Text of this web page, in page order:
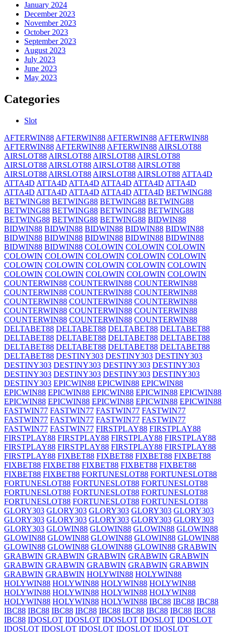
January 2024
December 2023
November 2023
October 2023
September 2023
August 2023
July 2023
June 2023
May 2023
Categories
Slot
AFTERWIN88 AFTERWIN88 AFTERWIN88 AFTERWIN88
AFTERWIN88 AFTERWIN88 AFTERWIN88 AIRSLOT88
AIRSLOT88 AIRSLOT88 AIRSLOT88 AIRSLOT88
AIRSLOT88 AIRSLOT88 AIRSLOT88 AIRSLOT88
AIRSLOT88 AIRSLOT88 AIRSLOT88 AIRSLOT88 ATTA4D
ATTA4D ATTA4D ATTA4D ATTA4D ATTA4D ATTA4D
ATTA4D ATTA4D ATTA4D ATTA4D ATTA4D BETWING88
BETWING88 BETWING88 BETWING88 BETWING88
BETWING88 BETWING88 BETWING88 BETWING88
BETWING88 BETWING88 BETWING88 BIDWIN88
BIDWIN88 BIDWIN88 BIDWIN88 BIDWIN88 BIDWIN88
BIDWIN88 BIDWIN88 BIDWIN88 BIDWIN88 BIDWIN88
BIDWIN88 BIDWIN88 COLOWIN COLOWIN COLOWIN
COLOWIN COLOWIN COLOWIN COLOWIN COLOWIN
COLOWIN COLOWIN COLOWIN COLOWIN COLOWIN
COLOWIN COLOWIN COLOWIN COLOWIN COLOWIN
COUNTERWIN88 COUNTERWIN88 COUNTERWIN88
COUNTERWIN88 COUNTERWIN88 COUNTERWIN88
COUNTERWIN88 COUNTERWIN88 COUNTERWIN88
COUNTERWIN88 COUNTERWIN88 COUNTERWIN88
COUNTERWIN88 COUNTERWIN88 COUNTERWIN88
DELTABET88 DELTABET88 DELTABET88 DELTABET88
DELTABET88 DELTABET88 DELTABET88 DELTABET88
DELTABET88 DELTABET88 DELTABET88 DELTABET88
DELTABET88 DESTINY303 DESTINY303 DESTINY303
DESTINY303 DESTINY303 DESTINY303 DESTINY303
DESTINY303 DESTINY303 DESTINY303 DESTINY303
DESTINY303 EPICWIN88 EPICWIN88 EPICWIN88
EPICWIN88 EPICWIN88 EPICWIN88 EPICWIN88 EPICWIN88
EPICWIN88 EPICWIN88 EPICWIN88 EPICWIN88 EPICWIN88
FASTWIN77 FASTWIN77 FASTWIN77 FASTWIN77
FASTWIN77 FASTWIN77 FASTWIN77 FASTWIN77
FASTWIN77 FASTWIN77 FIRSTPLAY88 FIRSTPLAY88
FIRSTPLAY88 FIRSTPLAY88 FIRSTPLAY88 FIRSTPLAY88
FIRSTPLAY88 FIRSTPLAY88 FIRSTPLAY88 FIRSTPLAY88
FIRSTPLAY88 FIXBET88 FIXBET88 FIXBET88 FIXBET88
FIXBET88 FIXBET88 FIXBET88 FIXBET88 FIXBET88
FIXBET88 FIXBET88 FORTUNESLOT88 FORTUNESLOT88
FORTUNESLOT88 FORTUNESLOT88 FORTUNESLOT88
FORTUNESLOT88 FORTUNESLOT88 FORTUNESLOT88
FORTUNESLOT88 FORTUNESLOT88 FORTUNESLOT88
GLORY303 GLORY303 GLORY303 GLORY303 GLORY303
GLORY303 GLORY303 GLORY303 GLORY303 GLORY303
GLORY303 GLOWIN88 GLOWIN88 GLOWIN88 GLOWIN88
GLOWIN88 GLOWIN88 GLOWIN88 GLOWIN88 GLOWIN88
GLOWIN88 GLOWIN88 GLOWIN88 GLOWIN88 GRABWIN
GRABWIN GRABWIN GRABWIN GRABWIN GRABWIN
GRABWIN GRABWIN GRABWIN GRABWIN GRABWIN
GRABWIN GRABWIN HOLYWIN88 HOLYWIN88
HOLYWIN88 HOLYWIN88 HOLYWIN88 HOLYWIN88
HOLYWIN88 HOLYWIN88 HOLYWIN88 HOLYWIN88
HOLYWIN88 HOLYWIN88 HOLYWIN88 IBC88 IBC88 IBC88
IBC88 IBC88 IBC88 IBC88 IBC88 IBC88 IBC88 IBC88 IBC88
IBC88 IDOSLOT IDOSLOT IDOSLOT IDOSLOT IDOSLOT
IDOSLOT IDOSLOT IDOSLOT IDOSLOT IDOSLOT